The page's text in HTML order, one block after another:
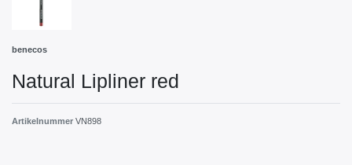
benecos
Natural Lipliner red
Artikelnummer VN898